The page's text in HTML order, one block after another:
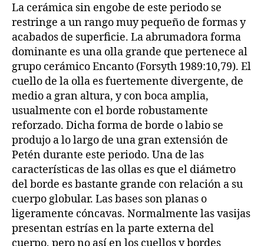
La cerámica sin engobe de este periodo se
restringe a un rango muy pequeño de formas y
acabados de superficie. La abrumadora forma
dominante es una olla grande que pertenece al
grupo cerámico Encanto (Forsyth 1989:10,79). El
cuello de la olla es fuertemente divergente, de
medio a gran altura, y con boca amplia,
usualmente con el borde robustamente
reforzado. Dicha forma de borde o labio se
produjo a lo largo de una gran extensión de
Petén durante este periodo. Una de las
características de las ollas es que el diámetro
del borde es bastante grande con relación a su
cuerpo globular. Las bases son planas o
ligeramente cóncavas. Normalmente las vasijas
presentan estrías en la parte externa del
cuerpo, pero no así en los cuellos y bordes